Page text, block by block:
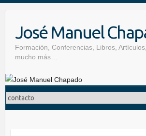
José Manuel
Formación, Conferencias, Libros,
mucho más…